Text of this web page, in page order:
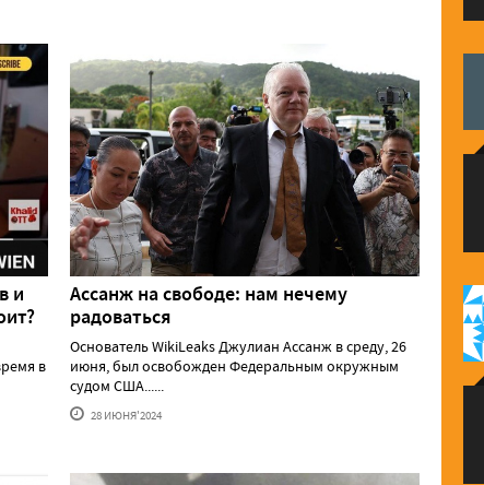
и
в
Ассанж на свободе: нам нечему
радоваться
Основатель WikiLeaks Джулиан Ассанж в среду, 26
июня, был освобожден Федеральным окружным
судом США......
28 ИЮНЯ'2024